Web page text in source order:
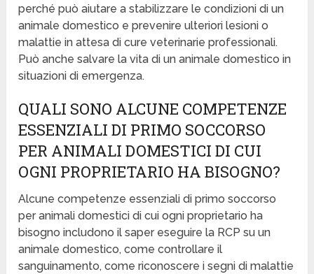
perché può aiutare a stabilizzare le condizioni di un
animale domestico e prevenire ulteriori lesioni o
malattie in attesa di cure veterinarie professionali.
Può anche salvare la vita di un animale domestico in
situazioni di emergenza.
QUALI SONO ALCUNE COMPETENZE
ESSENZIALI DI PRIMO SOCCORSO
PER ANIMALI DOMESTICI DI CUI
OGNI PROPRIETARIO HA BISOGNO?
Alcune competenze essenziali di primo soccorso
per animali domestici di cui ogni proprietario ha
bisogno includono il saper eseguire la RCP su un
animale domestico, come controllare il
sanguinamento, come riconoscere i segni di malattie